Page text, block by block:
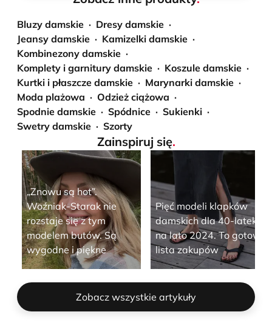
Bluzy damskie
Dresy damskie
Jeansy damskie
Kamizelki damskie
Kombinezony damskie
Komplety i garnitury damskie
Koszule damskie
Kurtki i płaszcze damskie
Marynarki damskie
Moda plażowa
Odzież ciążowa
Spodnie damskie
Spódnice
Sukienki
Swetry damskie
Szorty
Zainspiruj się.
„Znowu są hot”.
Woźniak-Starak nie
rozstaje się z tym
modelem butów. Są
wygodne i piękne
Pięć modeli klapków
damskich dla 40-latek
na lato 2024. To gotowa
lista zakupów
Zobacz wszystkie artykuły